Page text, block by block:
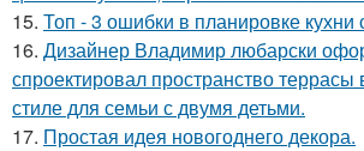
15. Топ - 3 ошибки в планировке кухни
16. Дизайнер Владимир любарски
спроектировал пространство
стиле для семьи с двумя детьми.
17. Простая идея новогоднего декора.